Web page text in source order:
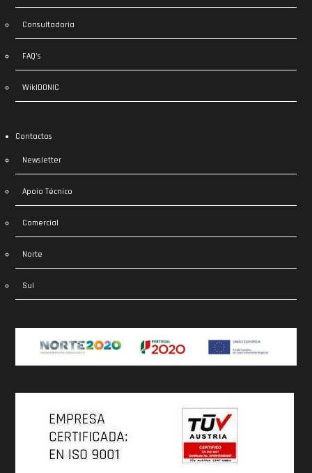
Consultadoria
FAQ’s
WikIDONIC
Contactos
Newsletter
Apoio Técnico
Comercial
Norte
Sul